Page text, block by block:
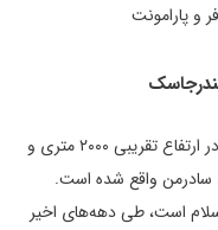
پارامونت
غار سادرمن در ۳۰ کیلومتری شهرستان جاسک در ارتفاع تقریبی ۲۰۰۰ متری و
سادرمن واقع شده است.
است، طی دهه‌های اخیر